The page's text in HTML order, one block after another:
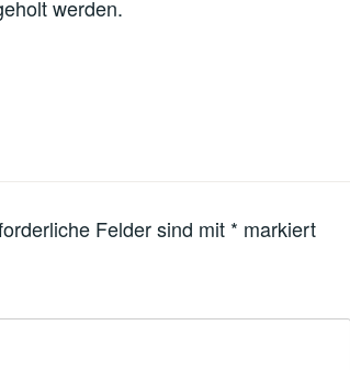
werden.
Felder sind mit * markiert